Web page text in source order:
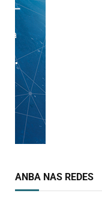
ANBA NAS REDES